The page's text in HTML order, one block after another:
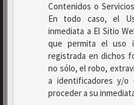
Contenidos o
En todo caso, el
inmediata a El Sitio
que permita el uso
registrada en dichos
no sólo, el robo,
a identificadores y/o
proceder a su